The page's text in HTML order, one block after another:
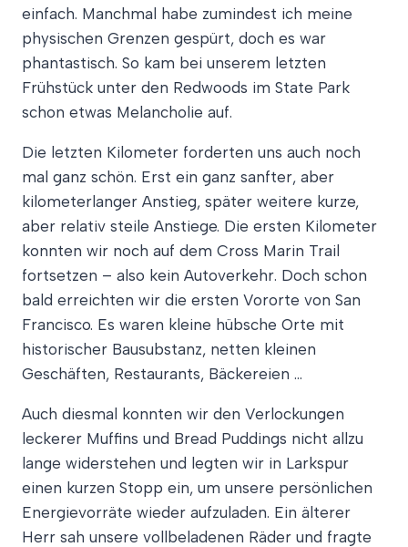
einfach. Manchmal habe zumindest ich meine
physischen Grenzen gespürt, doch es war
phantastisch. So kam bei unserem letzten
Frühstück unter den Redwoods im State Park
schon etwas Melancholie auf.
Die letzten Kilometer forderten uns auch noch
mal ganz schön. Erst ein ganz sanfter, aber
kilometerlanger Anstieg, später weitere kurze,
aber relativ steile Anstiege. Die ersten Kilometer
konnten wir noch auf dem Cross Marin Trail
fortsetzen – also kein Autoverkehr. Doch schon
bald erreichten wir die ersten Vororte von San
Francisco. Es waren kleine hübsche Orte mit
historischer Bausubstanz, netten kleinen
Geschäften, Restaurants, Bäckereien …
Auch diesmal konnten wir den Verlockungen
leckerer Muffins und Bread Puddings nicht allzu
lange widerstehen und legten wir in Larkspur
einen kurzen Stopp ein, um unsere persönlichen
Energievorräte wieder aufzuladen. Ein älterer
Herr sah unsere vollbeladenen Räder und fragte